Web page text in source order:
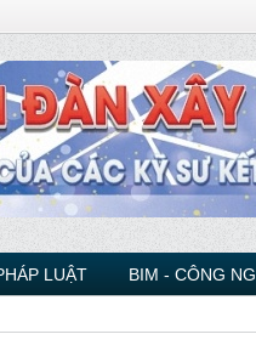
LUẬT BIM - CÔNG